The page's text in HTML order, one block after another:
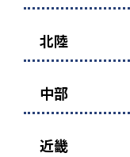
北陸
中部
近畿